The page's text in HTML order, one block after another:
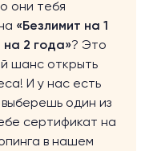
они тебя
«Безлимит на 1
на 2 года»? Это
шанс открыть
И у нас есть
один из
сертификат на
в нашем